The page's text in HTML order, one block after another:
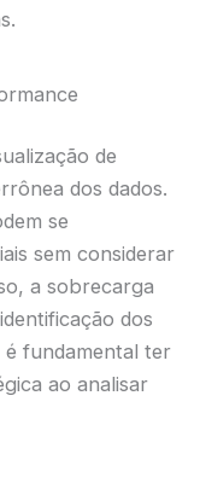
de
dos dados.
se
sem considerar
a sobrecarga
dos
é fundamental ter
ao analisar